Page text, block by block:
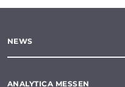
NEWS
ANALYTICA MESSEN